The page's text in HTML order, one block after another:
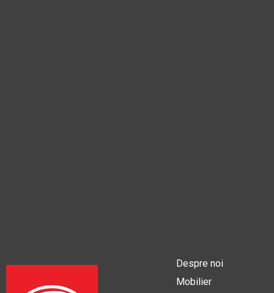
Despre noi
Mobilier